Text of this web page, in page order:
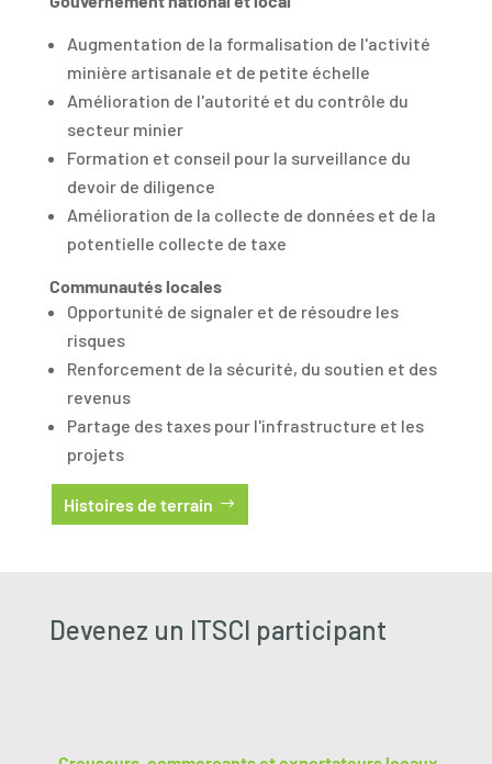
Augmentation de la formalisation de l'activité
minière artisanale et de petite échelle
Amélioration de l'autorité et du contrôle du
secteur minier
Formation et conseil pour la surveillance du
devoir de diligence
Amélioration de la collecte de données et de la
potentielle collecte de taxe
Communautés locales
Opportunité de signaler et de résoudre les
risques
Renforcement de la sécurité, du soutien et des
revenus
Partage des taxes pour l'infrastructure et les
projets
Histoires de terrain
Devenez un ITSCI participant